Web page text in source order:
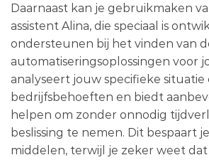
Daarnaast kan je gebruikmaken
assistent Alina, die speciaal is
ondersteunen bij het vinden van
automatiseringsoplossingen voor
analyseert jouw specifieke situatie
bedrijfsbehoeften en biedt
helpen om zonder onnodig
beslissing te nemen. Dit bespaart
middelen, terwijl je zeker weet